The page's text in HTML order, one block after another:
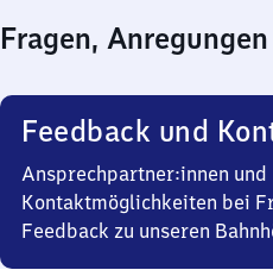
Fragen,
Feedback und
Ansprechpartner:innen und
Kontaktmöglichkeiten bei
Feedback zu unseren